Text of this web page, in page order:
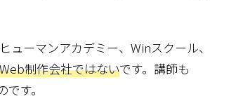
ーマンアカデミー、Winスクール、
制作会社ではないです。講師も
す。